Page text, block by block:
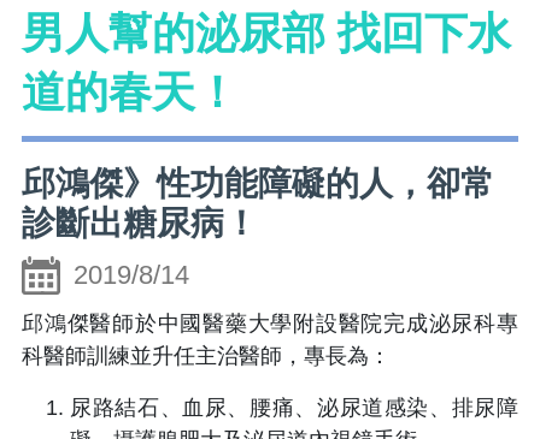
男人幫的泌尿部 找回下水
道的春天！
邱鴻傑》性功能障礙的人，卻常
診斷出糖尿病！
2019/8/14
邱鴻傑醫師於中國醫藥大學附設醫院完成泌尿科專
科醫師訓練並升任主治醫師，專長為：
尿路結石、血尿、腰痛、泌尿道感染、排尿障